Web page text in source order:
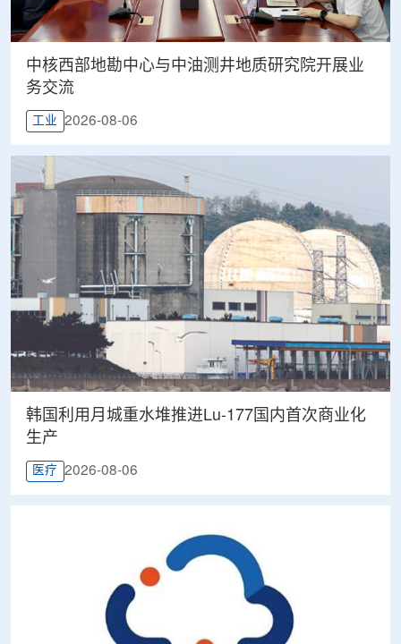
中核西部地勘中心与中油测井地质研究院开展业
务交流
工业 2026-08-06
韩国利用月城重水堆推进Lu-177国内首次商业化
生产
医疗 2026-08-06